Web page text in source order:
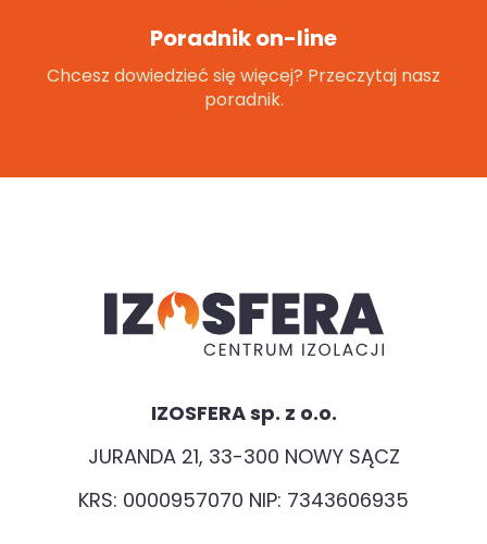
Poradnik on-line
Chcesz dowiedzieć się więcej? Przeczytaj nasz
poradnik.
IZOSFERA sp. z o.o.
JURANDA 21, 33-300 NOWY SĄCZ
KRS: 0000957070 NIP: 7343606935